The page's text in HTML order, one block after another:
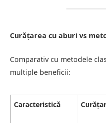
Curățarea cu aburi vs
Comparativ cu metodele
multiple beneficii:
Caracteristică